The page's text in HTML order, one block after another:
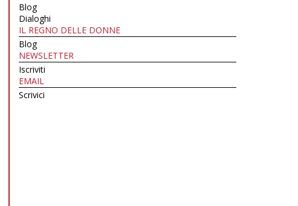
Blog
Dialoghi
IL REGNO DELLE DONNE
Blog
NEWSLETTER
Iscriviti
EMAIL
Scrivici